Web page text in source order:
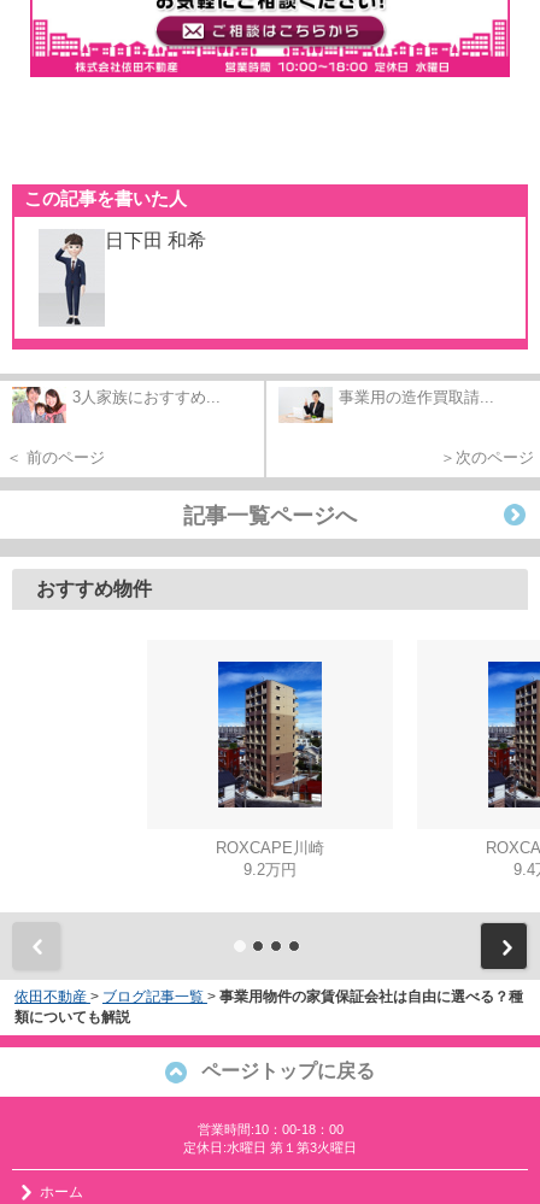
この記事を書いた人
日下田 和希
3人家族におすすめ...
＜ 前のページ
事業用の造作買取請...
＞次のページ
記事一覧ページへ
おすすめ物件
ROXCAPE川崎
9.2万円
9.4
依田不動産 > ブログ記事一覧 > 事業用物件の家賃保証会社は自由に選べる？種
類についても解説
ページトップに戻る
営業時間:10：00-18：00
定休日:水曜日 第１第3火曜日
ホーム